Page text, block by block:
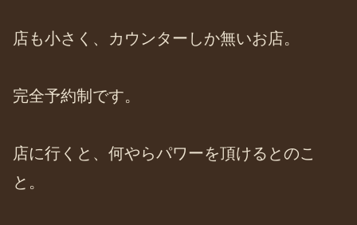
店も小さく、カウンターしか無いお店。
完全予約制です。
店に行くと、何やらパワーを頂けるとのこ
と。